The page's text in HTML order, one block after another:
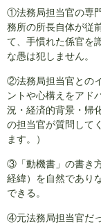
①法務局担当官の専
務所の所長自体が従
て、手慣れた係官を
な愚は犯しません。
②法務局担当官との
ントや心構えをアド
況・経済的背景・帰
の担当官が質問して
ます。）
③「動機書」の書き
経緯）を自然であり
できる。
④元法務局担当官だ